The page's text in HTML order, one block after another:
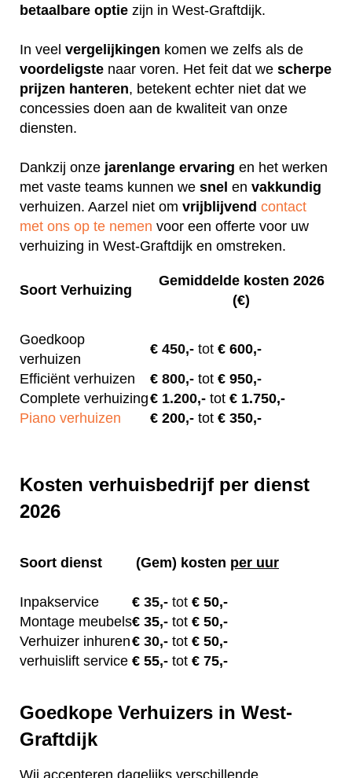
betaalbare optie zijn in West-Graftdijk.
In veel vergelijkingen komen we zelfs als de
voordeligste naar voren. Het feit dat we scherpe
prijzen hanteren, betekent echter niet dat we
concessies doen aan de kwaliteit van onze
diensten.
Dankzij onze jarenlange ervaring en het werken
met vaste teams kunnen we snel en vakkundig
verhuizen. Aarzel niet om vrijblijvend contact
met ons op te nemen voor een offerte voor uw
verhuizing in West-Graftdijk en omstreken.
Soort Verhuizing
Gemiddelde kosten 2026
(€)
Goedkoop
verhuizen
€ 450,- tot € 600,-
Efficiënt verhuizen
€ 800,- tot € 950,-
Complete verhuizing€ 1.200,- tot € 1.750,-
Piano verhuizen
€ 200,- tot € 350,-
Kosten verhuisbedrijf per dienst
2026
Soort dienst (Gem) kosten per uur
Inpakservice € 35,- tot € 50,-
Montage meubels€ 35,- tot € 50,-
Verhuizer inhuren€ 30,- tot € 50,-
verhuislift service € 55,- tot € 75,-
Goedkope Verhuizers in West-
Graftdijk